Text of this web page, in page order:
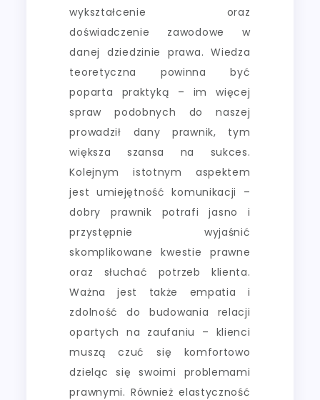
wykształcenie oraz
doświadczenie zawodowe w
danej dziedzinie prawa. Wiedza
teoretyczna powinna być
poparta praktyką – im więcej
spraw podobnych do naszej
prowadził dany prawnik, tym
większa szansa na sukces.
Kolejnym istotnym aspektem
jest umiejętność komunikacji –
dobry prawnik potrafi jasno i
przystępnie wyjaśnić
skomplikowane kwestie prawne
oraz słuchać potrzeb klienta.
Ważna jest także empatia i
zdolność do budowania relacji
opartych na zaufaniu – klienci
muszą czuć się komfortowo
dzieląc się swoimi problemami
prawnymi. Również elastyczność